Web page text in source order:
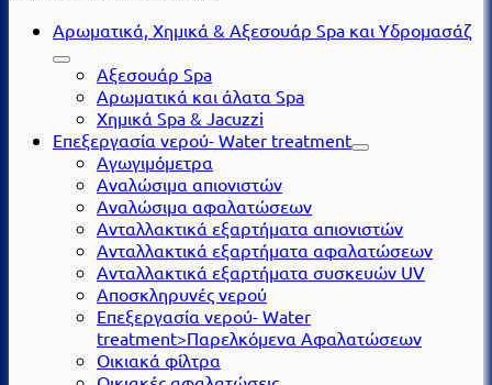
Αρωματικά, Χημικά & Αξεσουάρ Spa και Υδρομασάζ
Αξεσουάρ Spa
Αρωματικά και άλατα Spa
Χημικά Spa & Jacuzzi
Επεξεργασία νερού- Water treatment
Αγωγιμόμετρα
Αναλώσιμα απιονιστών
Αναλώσιμα αφαλατώσεων
Ανταλλακτικά εξαρτήματα απιονιστών
Ανταλλακτικά εξαρτήματα αφαλατώσεων
Ανταλλακτικά εξαρτήματα συσκευών UV
Αποσκληρυνές νερού
Επεξεργασία νερού- Water
treatment>Παρελκόμενα Αφαλατώσεων
Οικιακά φίλτρα